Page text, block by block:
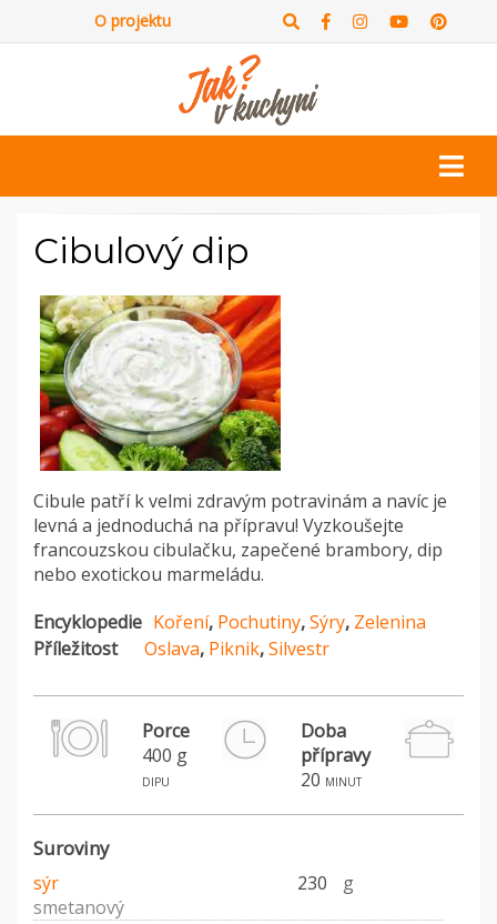
O projektu
Cibulový dip
Cibule patří k velmi zdravým potravinám a navíc je
levná a jednoduchá na přípravu! Vyzkoušejte
francouzskou cibulačku, zapečené brambory, dip
nebo exotickou marmeládu.
Encyklopedie Koření, Pochutiny,Sýry, Zelenina
Příležitost
Oslava, Piknik,Silvestr
Porce
400 g
dipu
Doba
přípravy
20 minut
Suroviny
sýr 230
g
smetanový